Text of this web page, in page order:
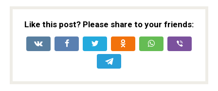
Like this post? Please share to your friends: